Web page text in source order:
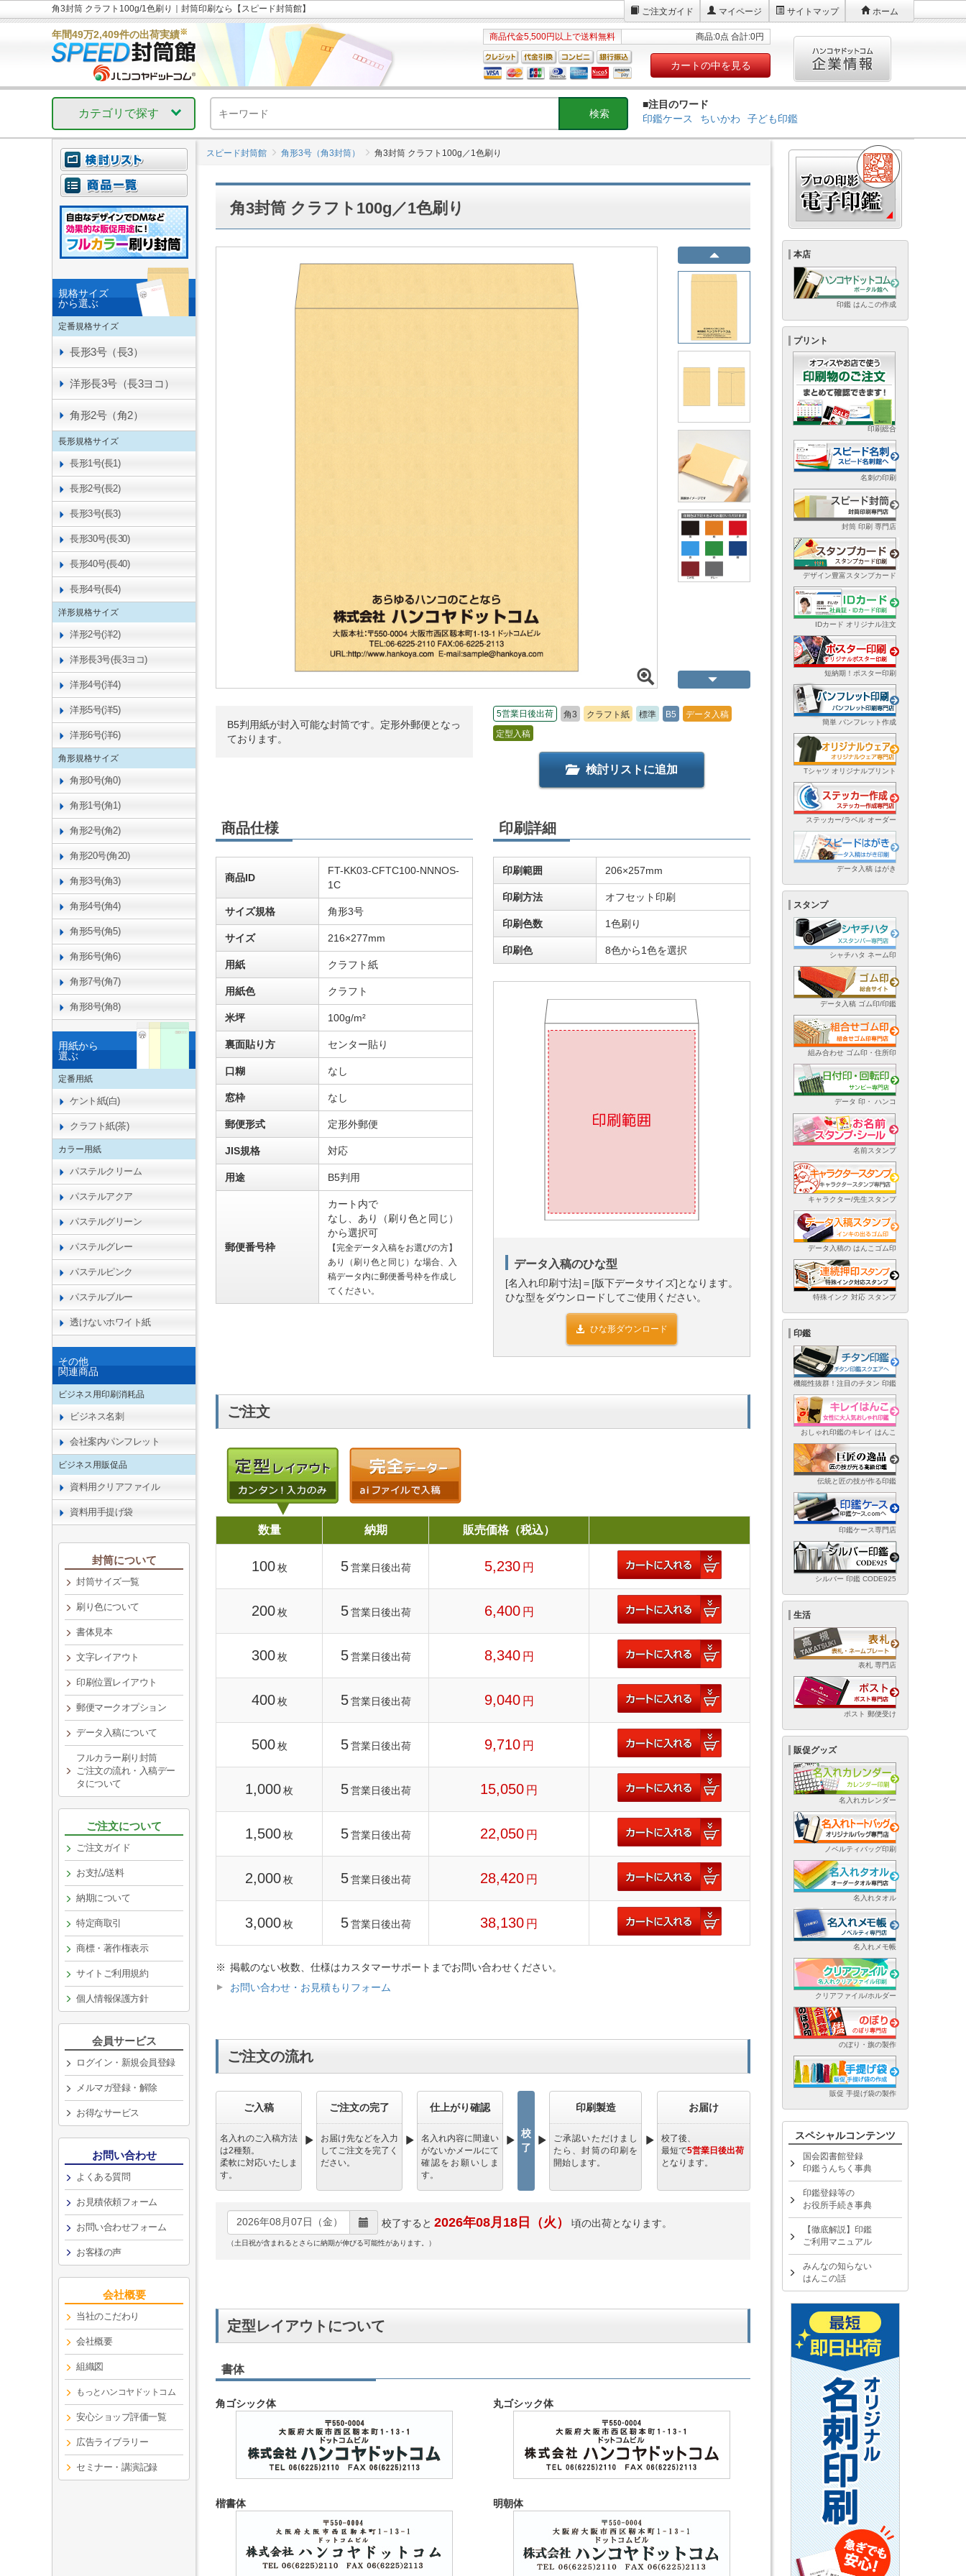
角3封筒 クラフト100g/1色刷り｜封筒印刷なら【スピード封筒館】 ご注文ガイド マイページ サイトマップ ホーム
年間49万2,409件の出荷実績※
商品代金5,500円以上で送料無料 商品:0点 合計:0円
カートの中を見る
カテゴリで探す
■注目のワード
印鑑ケース
ちいかわ 子ども印鑑
スピード封筒館 角形3号（角3封筒） 角3封筒 クラフト100g／1色刷り
角3封筒 クラフト100g／1色刷り
B5判用紙が封入可能な封筒です。定形外郵便となっ
ております。
5営業日後出荷 角3 クラフト紙 標準 B5
データ入稿
定型入稿
検討リストに追加
商品仕様
商品ID
FT-KK03-CFTC100-NNNOS-
1C
サイズ規格 角形3号
サイズ 216×277mm
用紙 クラフト紙
用紙色 クラフト
米坪 100g/m²
裏面貼り方 センター貼り
口糊 なし
窓枠 なし
郵便形式 定形外郵便
JIS規格 対応
用途 B5判用
郵便番号枠
カート内で
なし、あり（刷り色と同じ）
から選択可
【完全データ入稿をお選びの方】
あり（刷り色と同じ）な場合、入
稿データ内に郵便番号枠を作成し
てください。
印刷詳細
印刷範囲 206×257mm
印刷方法 オフセット印刷
印刷色数 1色刷り
印刷色 8色から1色を選択
データ入稿のひな型
[名入れ印刷寸法]＝[版下データサイズ]となります。
ひな型をダウンロードしてご使用ください。
ひな形ダウンロード
ご注文
数量 納期 販売価格（税込）
100 枚 5 営業日後出荷 5,230 円
200 枚 5 営業日後出荷 6,400 円
300 枚 5 営業日後出荷 8,340 円
400 枚 5 営業日後出荷 9,040 円
500 枚 5 営業日後出荷 9,710 円
1,000枚 5 営業日後出荷 15,050 円
1,500枚 5 営業日後出荷 22,050 円
2,000枚 5 営業日後出荷 28,420 円
3,000枚 5 営業日後出荷 38,130 円
掲載のない枚数、仕様はカスタマーサポートまでお問い合わせください。
お問い合わせ・お見積もりフォーム
ご注文の流れ
ご入稿
名入れのご入稿方法
は2種類。
柔軟に対応いたしま
す。
ご注文の完了
お届け先などを入力
してご注文を完了く
ださい。
仕上がり確認
名入れ内容に間違い
がないかメールにて
確認をお願いしま
す。
校
了
印刷製造
ご承認いただけまし
たら、封筒の印刷を
開始します。
お届け
校了後、
最短で5営業日後出荷
となります。
校了すると 2026年08月18日（火） 頃の出荷となります。
（土日祝が含まれるとさらに納期が伸びる可能性があります。）
定型レイアウトについて
書体
角ゴシック体 丸ゴシック体
楷書体 明朝体
規格サイズ
から選ぶ
定番規格サイズ
長形3号（長3）
洋形長3号（長3ヨコ）
角形2号（角2）
長形規格サイズ
長形1号(長1)
長形2号(長2)
長形3号(長3)
長形30号(長30)
長形40号(長40)
長形4号(長4)
洋形規格サイズ
洋形2号(洋2)
洋形長3号(長3ヨコ)
洋形4号(洋4)
洋形5号(洋5)
洋形6号(洋6)
角形規格サイズ
角形0号(角0)
角形1号(角1)
角形2号(角2)
角形20号(角20)
角形3号(角3)
角形4号(角4)
角形5号(角5)
角形6号(角6)
角形7号(角7)
角形8号(角8)
用紙から
選ぶ
定番用紙
ケント紙(白)
クラフト紙(茶)
カラー用紙
パステルクリーム
パステルアクア
パステルグリーン
パステルグレー
パステルピンク
パステルブルー
透けないホワイト紙
その他
関連商品
ビジネス用印刷消耗品
ビジネス名刺
会社案内パンフレット
ビジネス用販促品
資料用クリアファイル
資料用手提げ袋
封筒について
封筒サイズ一覧
刷り色について
書体見本
文字レイアウト
印刷位置レイアウト
郵便マークオプション
データ入稿について
フルカラー刷り封筒
ご注文の流れ・入稿デー
タについて
ご注文について
ご注文ガイド
お支払/送料
納期について
特定商取引
商標・著作権表示
サイトご利用規約
個人情報保護方針
会員サービス
ログイン・新規会員登録
メルマガ登録・解除
お得なサービス
お問い合わせ
よくある質問
お見積依頼フォーム
お問い合わせフォーム
お客様の声
会社概要
当社のこだわり
会社概要
組織図
もっとハンコヤドットコム
安心ショップ評価一覧
広告ライブラリー
セミナー・講演記録
本店
印鑑 はんこの作成
プリント
印刷総合
名刺の印刷
封筒 印刷 専門店
デザイン豊富スタンプカード
IDカード オリジナル注文
短納期！ポスター印刷
簡単 パンフレット作成
Tシャツ オリジナルプリント
ステッカー/ラベル オーダー
データ入稿 はがき
スタンプ
シャチハタ ネーム印
データ入稿 ゴム印/印鑑
組み合わせ ゴム印・住所印
データ 印・ ハンコ
名前スタンプ
キャラクター/先生スタンプ
データ入稿の はんこゴム印
特殊インク 対応 スタンプ
印鑑
機能性抜群！注目のチタン 印鑑
おしゃれ印鑑のキレイ はんこ
伝統と匠の技が作る印鑑
印鑑ケース専門店
シルバー 印鑑 CODE925
生活
表札 専門店
ポスト 郵便受け
販促グッズ
名入れカレンダー
ノベルティバッグ印刷
名入れタオル
名入れメモ帳
クリアファイル/ホルダー
のぼり・旗の製作
販促 手提げ袋の製作
スペシャルコンテンツ
国会図書館登録
印鑑うんちく事典
印鑑登録等の
お役所手続き事典
【徹底解説】印鑑
ご利用マニュアル
みんなの知らない
はんこの話